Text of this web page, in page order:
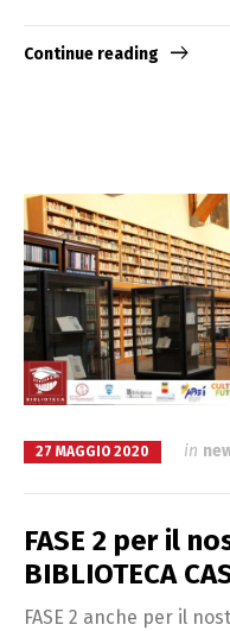
Continue reading
27 MAGGIO 2020 in
FASE 2 per il
BIBLIOTECA
FASE 2 anche per il